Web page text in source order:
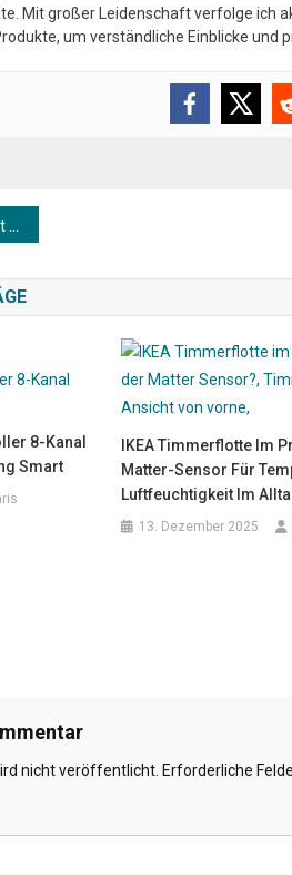
Mit großer Leidenschaft verfolge ich
um verständliche Einblicke und
8-Kanal
Smart
IKEA Timmerflotte Im
Matter-Sensor Für
Luftfeuchtigkeit Im
13. Dezember 2025
nicht veröffentlicht. Erforderliche